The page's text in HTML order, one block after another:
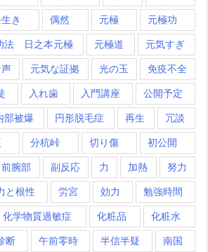
き 偶然 元極 元極功
法 日之本元極 元極道 元気すぎ
元気な証拠 光の玉 免疫不全
入れ歯 入門講座 公開予定
部被爆 円形脱毛症 再生 冗談
分杭峠 切り傷 初公開
前腕部 副反応 力 加熱 努力
と根性 労宮 効力 勉強時間
化学物質過敏症 化粧品 化粧水
断 午前零時 半信半疑 南国